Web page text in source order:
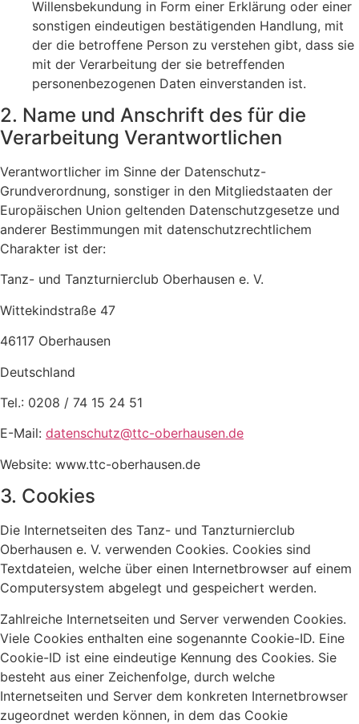
Willensbekundung in Form einer Erklärung oder einer
sonstigen eindeutigen bestätigenden Handlung, mit
der die betroffene Person zu verstehen gibt, dass sie
mit der Verarbeitung der sie betreffenden
personenbezogenen Daten einverstanden ist.
2. Name und Anschrift des für die
Verarbeitung Verantwortlichen
Verantwortlicher im Sinne der Datenschutz-
Grundverordnung, sonstiger in den Mitgliedstaaten der
Europäischen Union geltenden Datenschutzgesetze und
anderer Bestimmungen mit datenschutzrechtlichem
Charakter ist der:
Tanz- und Tanzturnierclub Oberhausen e. V.
Wittekindstraße 47
46117 Oberhausen
Deutschland
Tel.: 0208 / 74 15 24 51
E-Mail: datenschutz@ttc-oberhausen.de
Website: www.ttc-oberhausen.de
3. Cookies
Die Internetseiten des Tanz- und Tanzturnierclub
Oberhausen e. V. verwenden Cookies. Cookies sind
Textdateien, welche über einen Internetbrowser auf einem
Computersystem abgelegt und gespeichert werden.
Zahlreiche Internetseiten und Server verwenden Cookies.
Viele Cookies enthalten eine sogenannte Cookie-ID. Eine
Cookie-ID ist eine eindeutige Kennung des Cookies. Sie
besteht aus einer Zeichenfolge, durch welche
Internetseiten und Server dem konkreten Internetbrowser
zugeordnet werden können, in dem das Cookie